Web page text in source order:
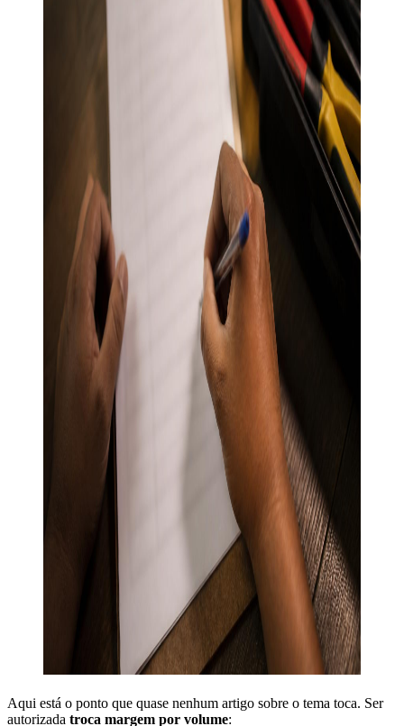
Aqui está o ponto que quase nenhum artigo sobre o tema toca. Ser
autorizada troca margem por volume: